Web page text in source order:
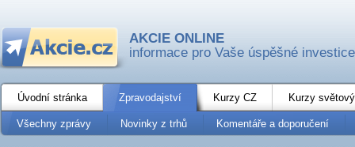
AKCIE ONLINE
informace pro Vaše úspěšné investice
Úvodní stránka Zpravodajství Kurzy CZ Kurzy
Všechny zprávy Novinky z trhů Komentáře a doporučení